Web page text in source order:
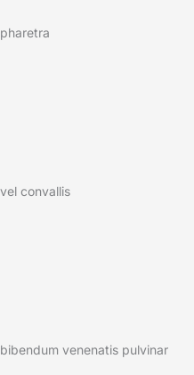
pharetra
vel convallis
bibendum venenatis pulvinar